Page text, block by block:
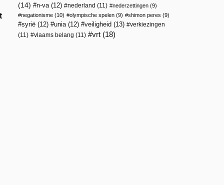
(14)
n-va(12) nederland (11) nederzettingen (9)
negationisme (10) olympische spelen (9) shimon peres (9)
syrië (12) unia(12) veiligheid (13)
verkiezingen
(11)
vlaams belang (11) vrt (18)